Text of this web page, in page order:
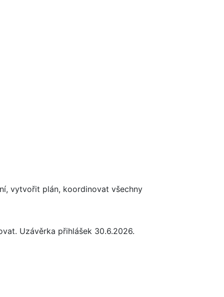
vytvořit plán, koordinovat všechny
Uzávěrka přihlášek 30.6.2026.